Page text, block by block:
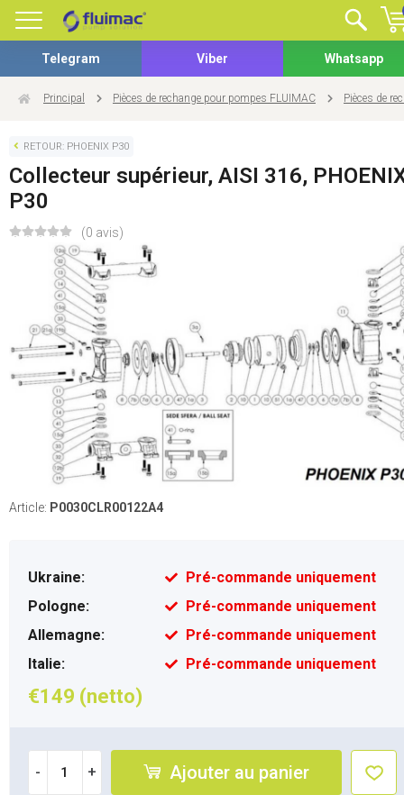
Telegram Viber Whatsapp
Principal Pièces de rechange pour pompes FLUIMAC Pièces de
RETOUR: PHOENIX P30
Collecteur supérieur, AISI 316,
P30
(0 avis)
Article: P0030CLR00122A4
Ukraine:
Pré-commande uniquement
Pologne:
Pré-commande uniquement
Allemagne:
Pré-commande uniquement
Italie:
Pré-commande uniquement
€149 (netto)
- + Ajouter au panier